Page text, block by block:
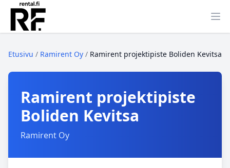
Etusivu / Ramirent Oy / Ramirent projektipiste Boliden Kevitsa
Ramirent projektipiste
Boliden Kevitsa
Ramirent Oy